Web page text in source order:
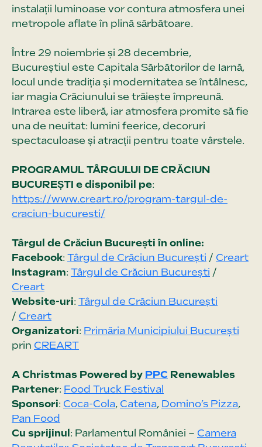
instalații luminoase vor contura atmosfera unei
metropole aflate în plină sărbătoare.
Între 29 noiembrie și 28 decembrie,
Bucureștiul este Capitala Sărbătorilor de Iarnă,
locul unde tradiția și modernitatea se întâlnesc,
iar magia Crăciunului se trăiește împreună.
Intrarea este liberă, iar atmosfera promite să fie
una de neuitat: lumini feerice, decoruri
spectaculoase și atracții pentru toate vârstele.
PROGRAMUL TÂRGULUI DE CRĂCIUN
BUCUREȘTI e disponibil pe:
https://www.creart.ro/program-targul-de-
craciun-bucuresti/
Târgul de Crăciun București în online:
Facebook: Târgul de Crăciun București / Creart
Instagram: Târgul de Crăciun București /
Creart
Website-uri: Târgul de Crăciun București
/ Creart
Organizatori: Primăria Municipiului București
prin CREART
A Christmas Powered by PPC Renewables
Partener: Food Truck Festival
Sponsori: Coca-Cola, Catena, Domino’s Pizza,
Pan Food
Cu sprijinul: Parlamentul României – Camera